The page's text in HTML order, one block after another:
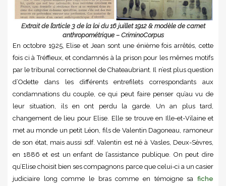
Extrait de l’article 3 de la loi du 16 juillet 1912 & modèle de carnet
anthropométrique – CriminoCorpus
En octobre 1925, Elise et Jean sont une énième fois arrêtés, cette
fois ci à Tréffieux, et condamnés à la prison pour les mêmes motifs
par le tribunal correctionnel de Chateaubriant. Il n’est plus question
d’Odette dans les différents entrefilets correspondants aux
condamnations du couple, ce qui peut faire penser qu’au vu de
leur situation, ils en ont perdu la garde. Un an plus tard,
changement de lieu pour Elise. Elle se trouve en Ille-et-Vilaine et
met au monde un petit Léon, fils de Valentin Dagoneau, ramoneur
de son état, mais aussi sdf. Valentin est né à Vasles, Deux-Sèvres,
en 1886 et est un enfant de l’assistance publique. On peut dire
qu’Elise choisit bien ses compagnons parce que celui-ci a un casier
judiciaire long comme le bras comme en témoigne sa fiche